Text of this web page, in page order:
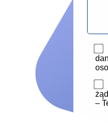
–